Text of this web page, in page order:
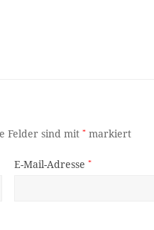
Felder sind mit* markiert
E-Mail-Adresse *